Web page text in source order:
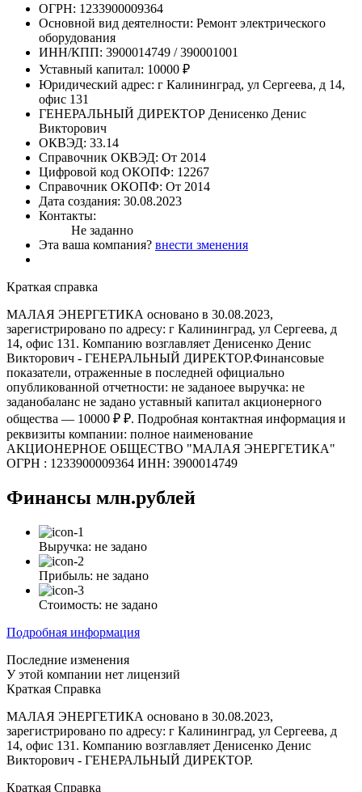
ОГРН: 1233900009364
Основной вид деятелности: Ремонт электрического
оборудования
ИНН/КПП: 3900014749 / 390001001
Уставный капитал: 10000 ₽
Юридический адрес: г Калининград, ул Сергеева, д 14,
офис 131
ГЕНЕРАЛЬНЫЙ ДИРЕКТОР Денисенко Денис
Викторович
ОКВЭД: 33.14
Справочник ОКВЭД: От 2014
Цифровой код ОКОПФ: 12267
Справочник ОКОПФ: От 2014
Дата создания: 30.08.2023
Контакты:
Не заданно
Эта ваша компания? внести зменения
Краткая справка
МАЛАЯ ЭНЕРГЕТИКА основано в 30.08.2023,
зарегистрировано по адресу: г Калининград, ул Сергеева, д
14, офис 131. Компанию возглавляет Денисенко Денис
Викторович - ГЕНЕРАЛЬНЫЙ ДИРЕКТОР.Финансовые
показатели, отраженные в последней официально
опубликованной отчетности: не заданоее выручка: не
заданобаланс не задано уставный капитал акционерного
общества — 10000 ₽ ₽. Подробная контактная информация и
реквизиты компании: полное наименование
АКЦИОНЕРНОЕ ОБЩЕСТВО "МАЛАЯ ЭНЕРГЕТИКА"
ОГРН : 1233900009364 ИНН: 3900014749
Финансы млн.рублей
Выручка: не задано
Прибыль: не задано
Стоимость: не задано
Подробная информация
Последние изменения
У этой компании нет лицензий
Краткая Справка
МАЛАЯ ЭНЕРГЕТИКА основано в 30.08.2023,
зарегистрировано по адресу: г Калининград, ул Сергеева, д
14, офис 131. Компанию возглавляет Денисенко Денис
Викторович - ГЕНЕРАЛЬНЫЙ ДИРЕКТОР.
Краткая Справка